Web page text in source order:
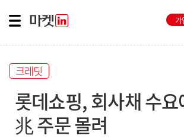
크레딧
롯데쇼핑, 회사채 수
兆 주문 몰려